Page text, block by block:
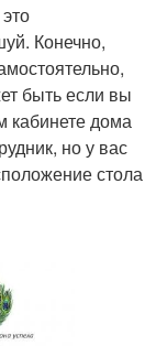
Конечно,
быть если вы
кабинете дома
но у вас
стола